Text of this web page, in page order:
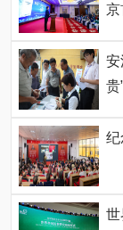
京
安
贵
纪
世